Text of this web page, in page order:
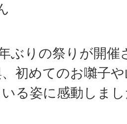
ぶりの祭りが開催
初めてのお囃子
る姿に感動しま